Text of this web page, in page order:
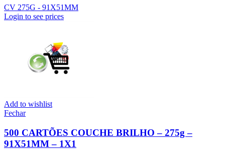
CV 275G - 91X51MM
Login to see prices
Add to wishlist
Fechar
500 CARTÕES COUCHE BRILHO – 275g –
91X51MM – 1X1